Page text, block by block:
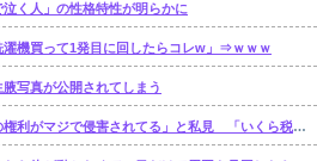
く人」の性格特性が明らかに
濯機買って1発目に回したらコレw」⇒ｗｗｗ
腋写真が公開されてしまう
利がマジで侵害されてる」と私見 「いくら税金…